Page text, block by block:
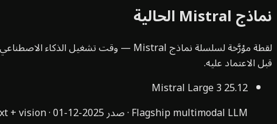
نماذج Mistral الحالية
قبل الاعتماد عليه.
Mistral Large 325.12
Flagship multimodal LLM
·صدر2025-12-01
·
+ vision